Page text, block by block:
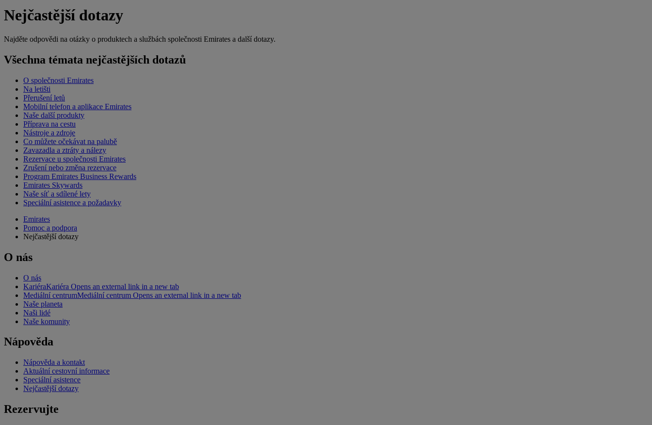
Nejčastější dotazy
Najděte odpovědi na otázky o produktech a službách společnosti Emirates a další dotazy.
Všechna témata nejčastějších dotazů
O společnosti Emirates
Na letišti
Přerušení letů
Mobilní telefon a aplikace Emirates
Naše další produkty
Příprava na cestu
Nástroje a zdroje
Co můžete očekávat na palubě
Zavazadla a ztráty a nálezy
Rezervace u společnosti Emirates
Zrušení nebo změna rezervace
Program Emirates Business Rewards
Emirates Skywards
Naše síť a sdílené lety
Speciální asistence a požadavky
Emirates
Pomoc a podpora
Nejčastější dotazy
O nás
O nás
KariéraKariéra Opens an external link in a new tab
Mediální centrumMediální centrum Opens an external link in a new tab
Naše planeta
Naši lidé
Naše komunity
Nápověda
Nápověda a kontakt
Aktuální cestovní informace
Speciální asistence
Nejčastější dotazy
Rezervujte